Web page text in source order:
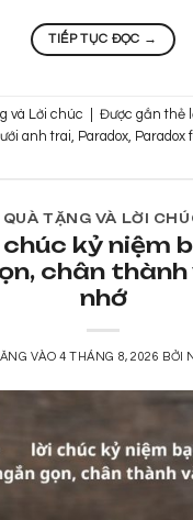
TIẾP TỤC ĐỌC →
và Lời chúc Được gắn thẻ
anh trai Paradox Paradox
QUÀ TẶNG VÀ LỜI
chúc kỷ niệm
chân thành
nhớ
VÀO4 THÁNG 8, 2026 BỞI